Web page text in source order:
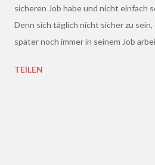
sicheren Job habe und nicht einfach
Denn sich täglich nicht sicher zu
später noch immer in seinem Job
derzeitigen Situation kommt es ja
TEILEN